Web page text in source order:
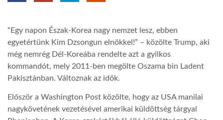
TROPICALMAGAZIN
GLOBOTV
AFRIKA TUDÁSTÁR
A NAP SZÉPE
“Egy napon Észak-Korea nagy nemzet lesz, ebben
egyetértünk Kim Dzsongun elnökkel!” – közölte Trump, aki
még nemrég Dél-Koreába rendelte azt a gyilkos
kommandót, mely 2011-ben megölte Oszama bin Ladent
Pakisztánban. Változnak az idők.
Először a Washington Post közölte, hogy az USA manilai
nagykövetének vezetésével amerikai küldöttség tárgyal